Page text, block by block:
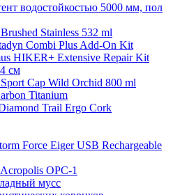
водостойкостью 5000 мм, пол
Stainless 532 ml
Combi Plus Add-On Kit
HIKER+ Extensive Repair Kit
см
Cap Wild Orchid 800 ml
Titanium
Trail Ergo Cork
Force Eiger USB Rechargeable
ОРС-1
мусс